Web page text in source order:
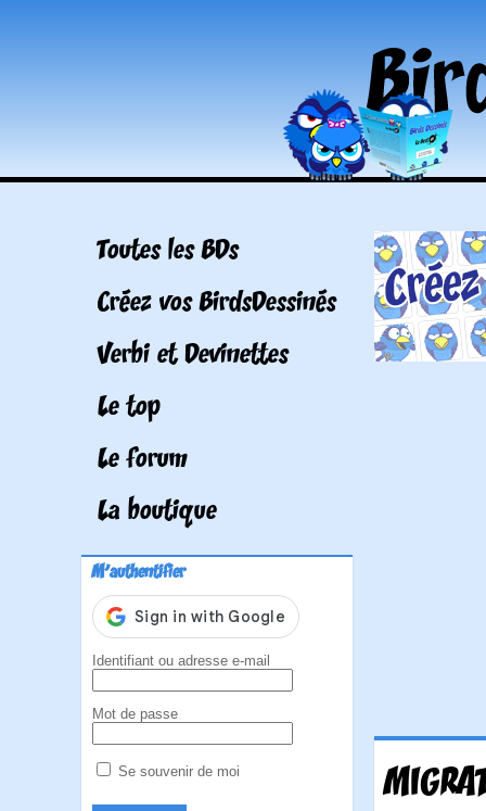
Toutes les BDs
Créez vos BirdsDessinés
Verbi et Devinettes
Le top
Le forum
La boutique
M'authentifier
Identifiant ou adresse e-mail
Mot de passe
Se souvenir de moi